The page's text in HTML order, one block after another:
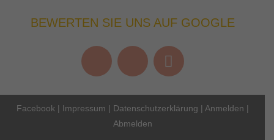
BEWERTEN SIE UNS AUF GOOGLE
Facebook | Impressum | Datenschutzerklärung | Anmelden |
Abmelden